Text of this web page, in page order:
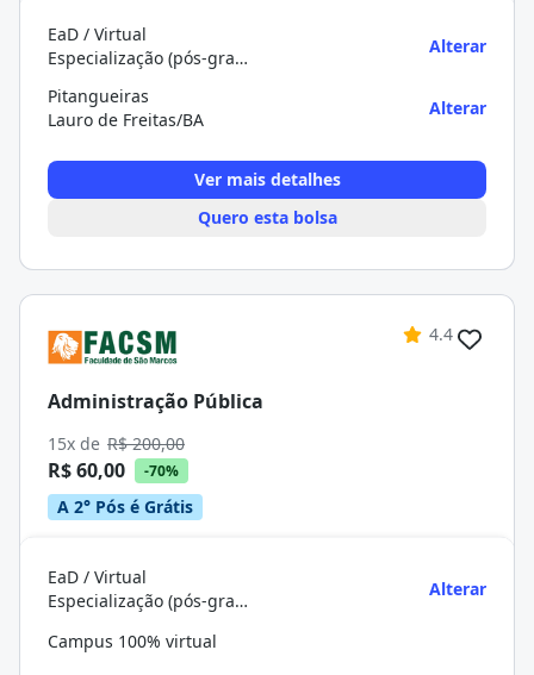
EaD / Virtual
Especialização (pós-graduação)
Alterar
Pitangueiras
Lauro de Freitas/BA
Alterar
Ver mais detalhes
Quero esta bolsa
4.4
Administração Pública
15x de R$ 200,00
R$ 60,00 -70%
A 2° Pós é Grátis
EaD / Virtual
Especialização (pós-graduação)
Alterar
Campus 100% virtual